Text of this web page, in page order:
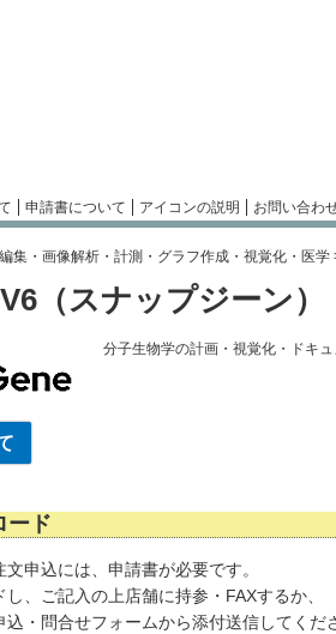
申請書について アイコンの説明 お問い合わ
集・画像解析・計測・グラフ作成・視覚化・医学
（スナップジーン）
分子生物学の計画・視覚化・ドキュ
ード
申込には、申請書が必要です。
、ご記入の上店舗に持参・FAXするか、
・問合せフォームから添付送信してくだ